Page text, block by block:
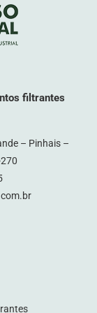
filtrantes
– Pinhais –